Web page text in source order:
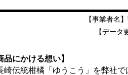
【事業者名
【データ
品にかける想い】
崎伝統柑橘「ゆうこう」を弊社